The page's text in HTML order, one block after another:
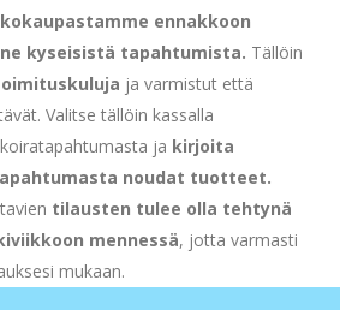
ennakkoon
kyseisistä tapahtumista. Tällöin
ja varmistut että
Valitse tällöin kassalla
ja kirjoita
noudat tuotteet.
tilausten tulee olla tehtynä
mennessä, jotta varmasti
mukaan.